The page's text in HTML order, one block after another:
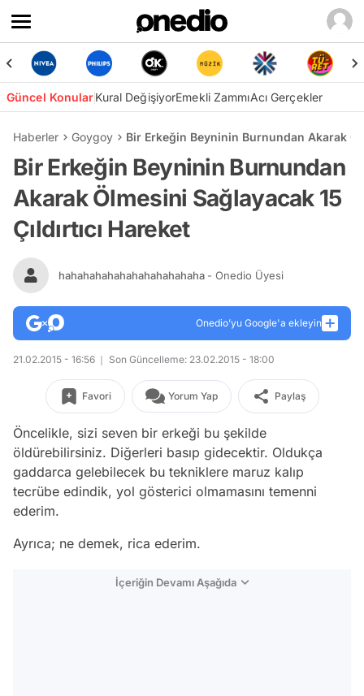
Güncel KonularKural DeğişiyorEmekli ZammıAcı Gerçekler
Haberler Goygoy Bir Erkeğin Beyninin Burnundan Akarak
Bir Erkeğin Beyninin Burnundan
Akarak Ölmesini Sağlayacak 15
Çıldırtıcı Hareket
hahahahahahahahahahahaha - Onedio Üyesi
Onedio’yu Google'a ekleyin
21.02.2015 - 16:56 Son Güncelleme: 23.02.2015 - 18:00
Favori Yorum Yap Paylaş
Öncelikle, sizi seven bir erkeği bu şekilde
öldürebilirsiniz. Diğerleri basıp gidecektir. Oldukça
gaddarca gelebilecek bu tekniklere maruz kalıp
tecrübe edindik, yol gösterici olmamasını temenni
ederim.
Ayrıca; ne demek, rica ederim.
İçeriğin Devamı Aşağıda